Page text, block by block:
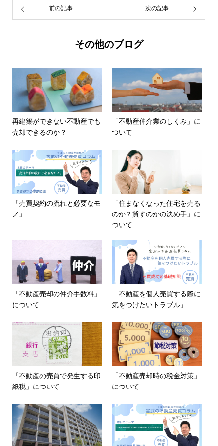
前の記事 次の記事
その他のブログ
再建築ができない不動産でも
売却できるのか？
「不動産仲介業のしくみ」に
ついて
「売買契約の流れと必要なモ
ノ」
「住まなくなった住宅を売る
のか？貸すのかの決め手」に
ついて
「不動産売却の仲介手数料」
について
「不動産を個人売買する際に
気をつけたいトラブル」
「不動産の売買で発生する印
紙税」について
「不動産売却時の税金対策」
について